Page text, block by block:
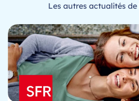
Les autres actualités de